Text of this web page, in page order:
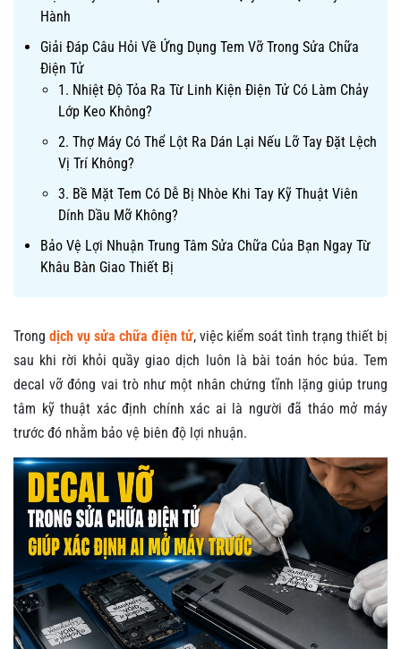
Hành
Giải Đáp Câu Hỏi Về Ứng Dụng Tem Vỡ Trong Sửa Chữa
Điện Tử
1. Nhiệt Độ Tỏa Ra Từ Linh Kiện Điện Tử Có Làm Chảy
Lớp Keo Không?
2. Thợ Máy Có Thể Lột Ra Dán Lại Nếu Lỡ Tay Đặt Lệch
Vị Trí Không?
3. Bề Mặt Tem Có Dễ Bị Nhòe Khi Tay Kỹ Thuật Viên
Dính Dầu Mỡ Không?
Bảo Vệ Lợi Nhuận Trung Tâm Sửa Chữa Của Bạn Ngay Từ
Khâu Bàn Giao Thiết Bị
Trong dịch vụ sửa chữa điện tử, việc kiểm soát tình trạng thiết bị
sau khi rời khỏi quầy giao dịch luôn là bài toán hóc búa. Tem
decal vỡ đóng vai trò như một nhân chứng tĩnh lặng giúp trung
tâm kỹ thuật xác định chính xác ai là người đã tháo mở máy
trước đó nhằm bảo vệ biên độ lợi nhuận.